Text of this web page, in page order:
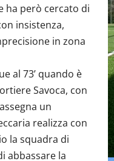
ha però cercato di
insistenza,
in zona
al 73’ quando è
Savoca, con
un
realizza con
la squadra di
abbassare la